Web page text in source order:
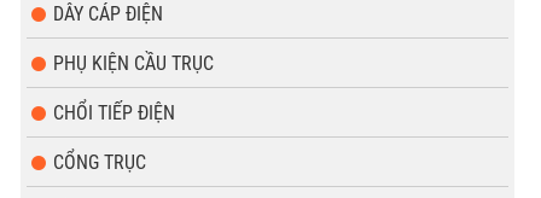
DÂY CÁP ĐIỆN
PHỤ KIỆN CẦU TRỤC
CHỔI TIẾP ĐIỆN
CỔNG TRỤC